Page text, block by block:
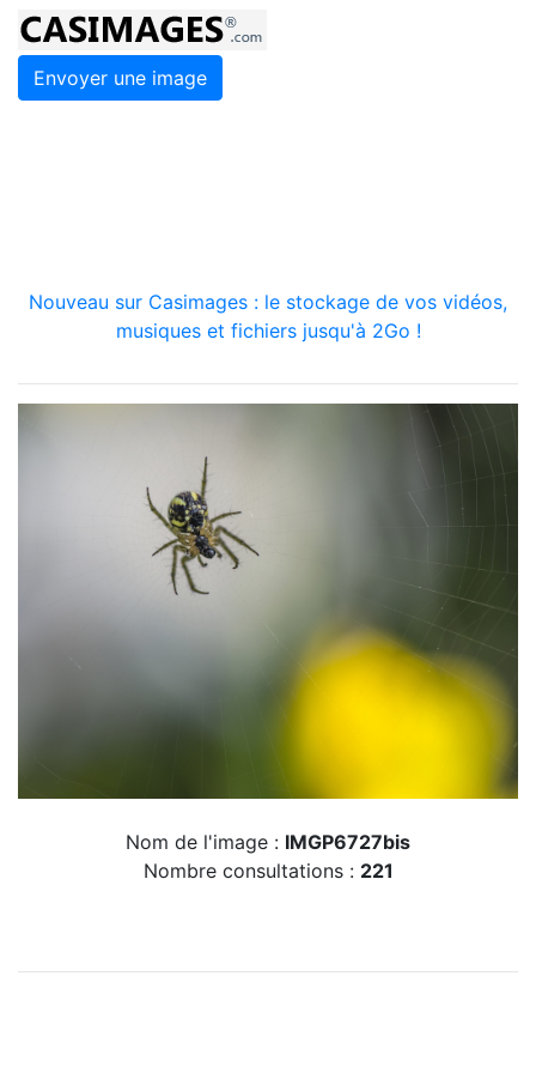
Envoyer une image
Nouveau sur Casimages : le stockage de vos vidéos,
musiques et fichiers jusqu'à 2Go !
Nom de l'image : IMGP6727bis
Nombre consultations : 221